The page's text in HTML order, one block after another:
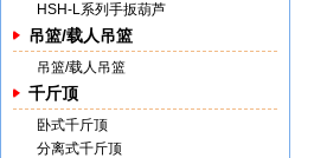
HSH-L系列手扳葫芦
吊篮/载人吊篮
吊篮/载人吊篮
千斤顶
卧式千斤顶
分离式千斤顶